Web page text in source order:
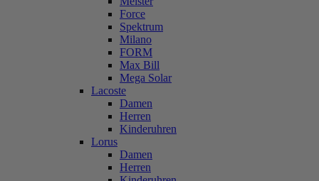
Force
Spektrum
Milano
FORM
Max Bill
Mega Solar
Lacoste
Damen
Herren
Kinderuhren
Lorus
Damen
Herren